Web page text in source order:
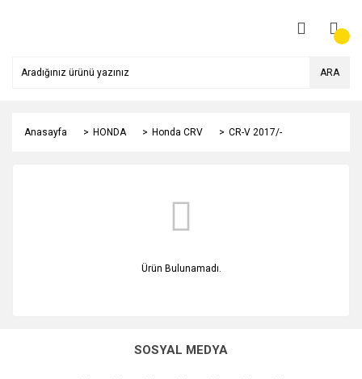
ARA
Anasayfa HONDA Honda CRV CR-V 2017/-
Ürün Bulunamadı.
SOSYAL MEDYA